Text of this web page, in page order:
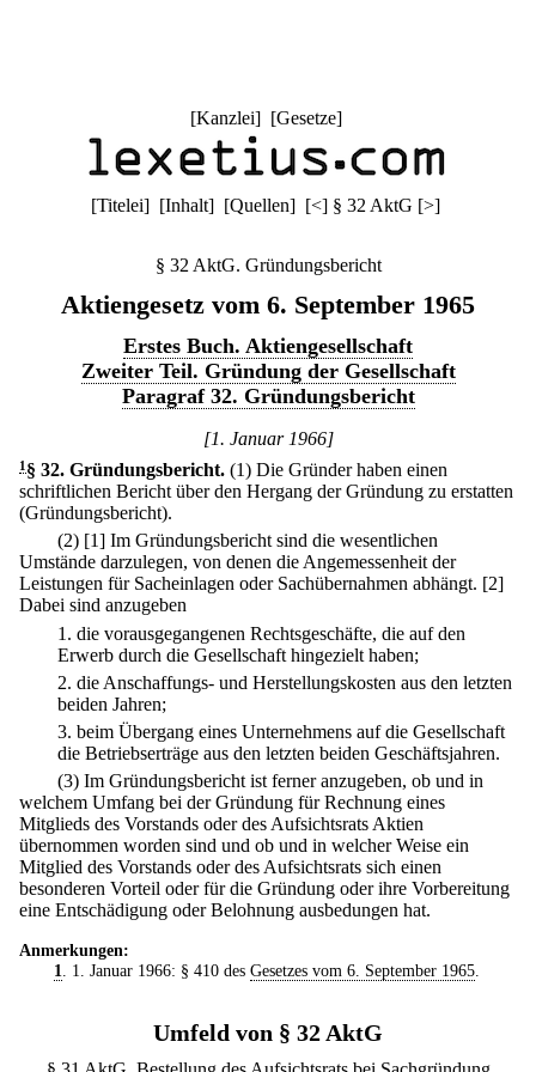
[Kanzlei] [Gesetze]
[Titelei] [Inhalt] [Quellen] [<] § 32 AktG [>]
§ 32 AktG. Gründungsbericht
Aktiengesetz vom 6. September 1965
Erstes Buch. Aktiengesellschaft
Zweiter Teil. Gründung der Gesellschaft
Paragraf 32. Gründungsbericht
[1. Januar 1966]
1 § 32. Gründungsbericht. (1) Die Gründer haben einen
schriftlichen Bericht über den Hergang der Gründung zu erstatten
(Gründungsbericht).
(2) [1] Im Gründungsbericht sind die wesentlichen
Umstände darzulegen, von denen die Angemessenheit der
Leistungen für Sacheinlagen oder Sachübernahmen abhängt. [2]
Dabei sind anzugeben
1. die vorausgegangenen Rechtsgeschäfte, die auf den
Erwerb durch die Gesellschaft hingezielt haben;
2. die Anschaffungs- und Herstellungskosten aus den letzten
beiden Jahren;
3. beim Übergang eines Unternehmens auf die Gesellschaft
die Betriebserträge aus den letzten beiden Geschäftsjahren.
(3) Im Gründungsbericht ist ferner anzugeben, ob und in
welchem Umfang bei der Gründung für Rechnung eines
Mitglieds des Vorstands oder des Aufsichtsrats Aktien
übernommen worden sind und ob und in welcher Weise ein
Mitglied des Vorstands oder des Aufsichtsrats sich einen
besonderen Vorteil oder für die Gründung oder ihre Vorbereitung
eine Entschädigung oder Belohnung ausbedungen hat.
Anmerkungen:
1. 1. Januar 1966: § 410 des Gesetzes vom 6. September 1965.
Umfeld von § 32 AktG